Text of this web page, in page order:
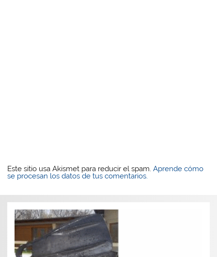
Este sitio usa Akismet para reducir el spam.Aprende cómo
se procesan los datos de tus comentarios.